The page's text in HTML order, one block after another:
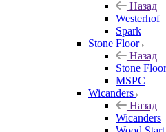
Назад
Westerhof
Spark
Stone Floor
Назад
Stone Floor
MSPC
Wicanders
Назад
Wicanders